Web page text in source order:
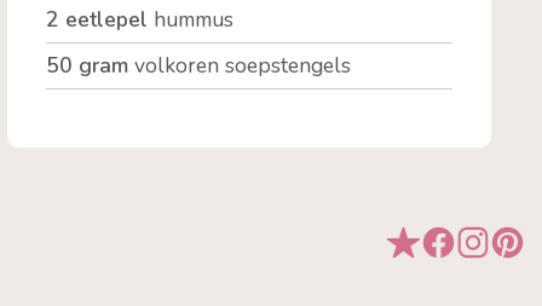
2 eetlepel hummus
50 gram volkoren soepstengels